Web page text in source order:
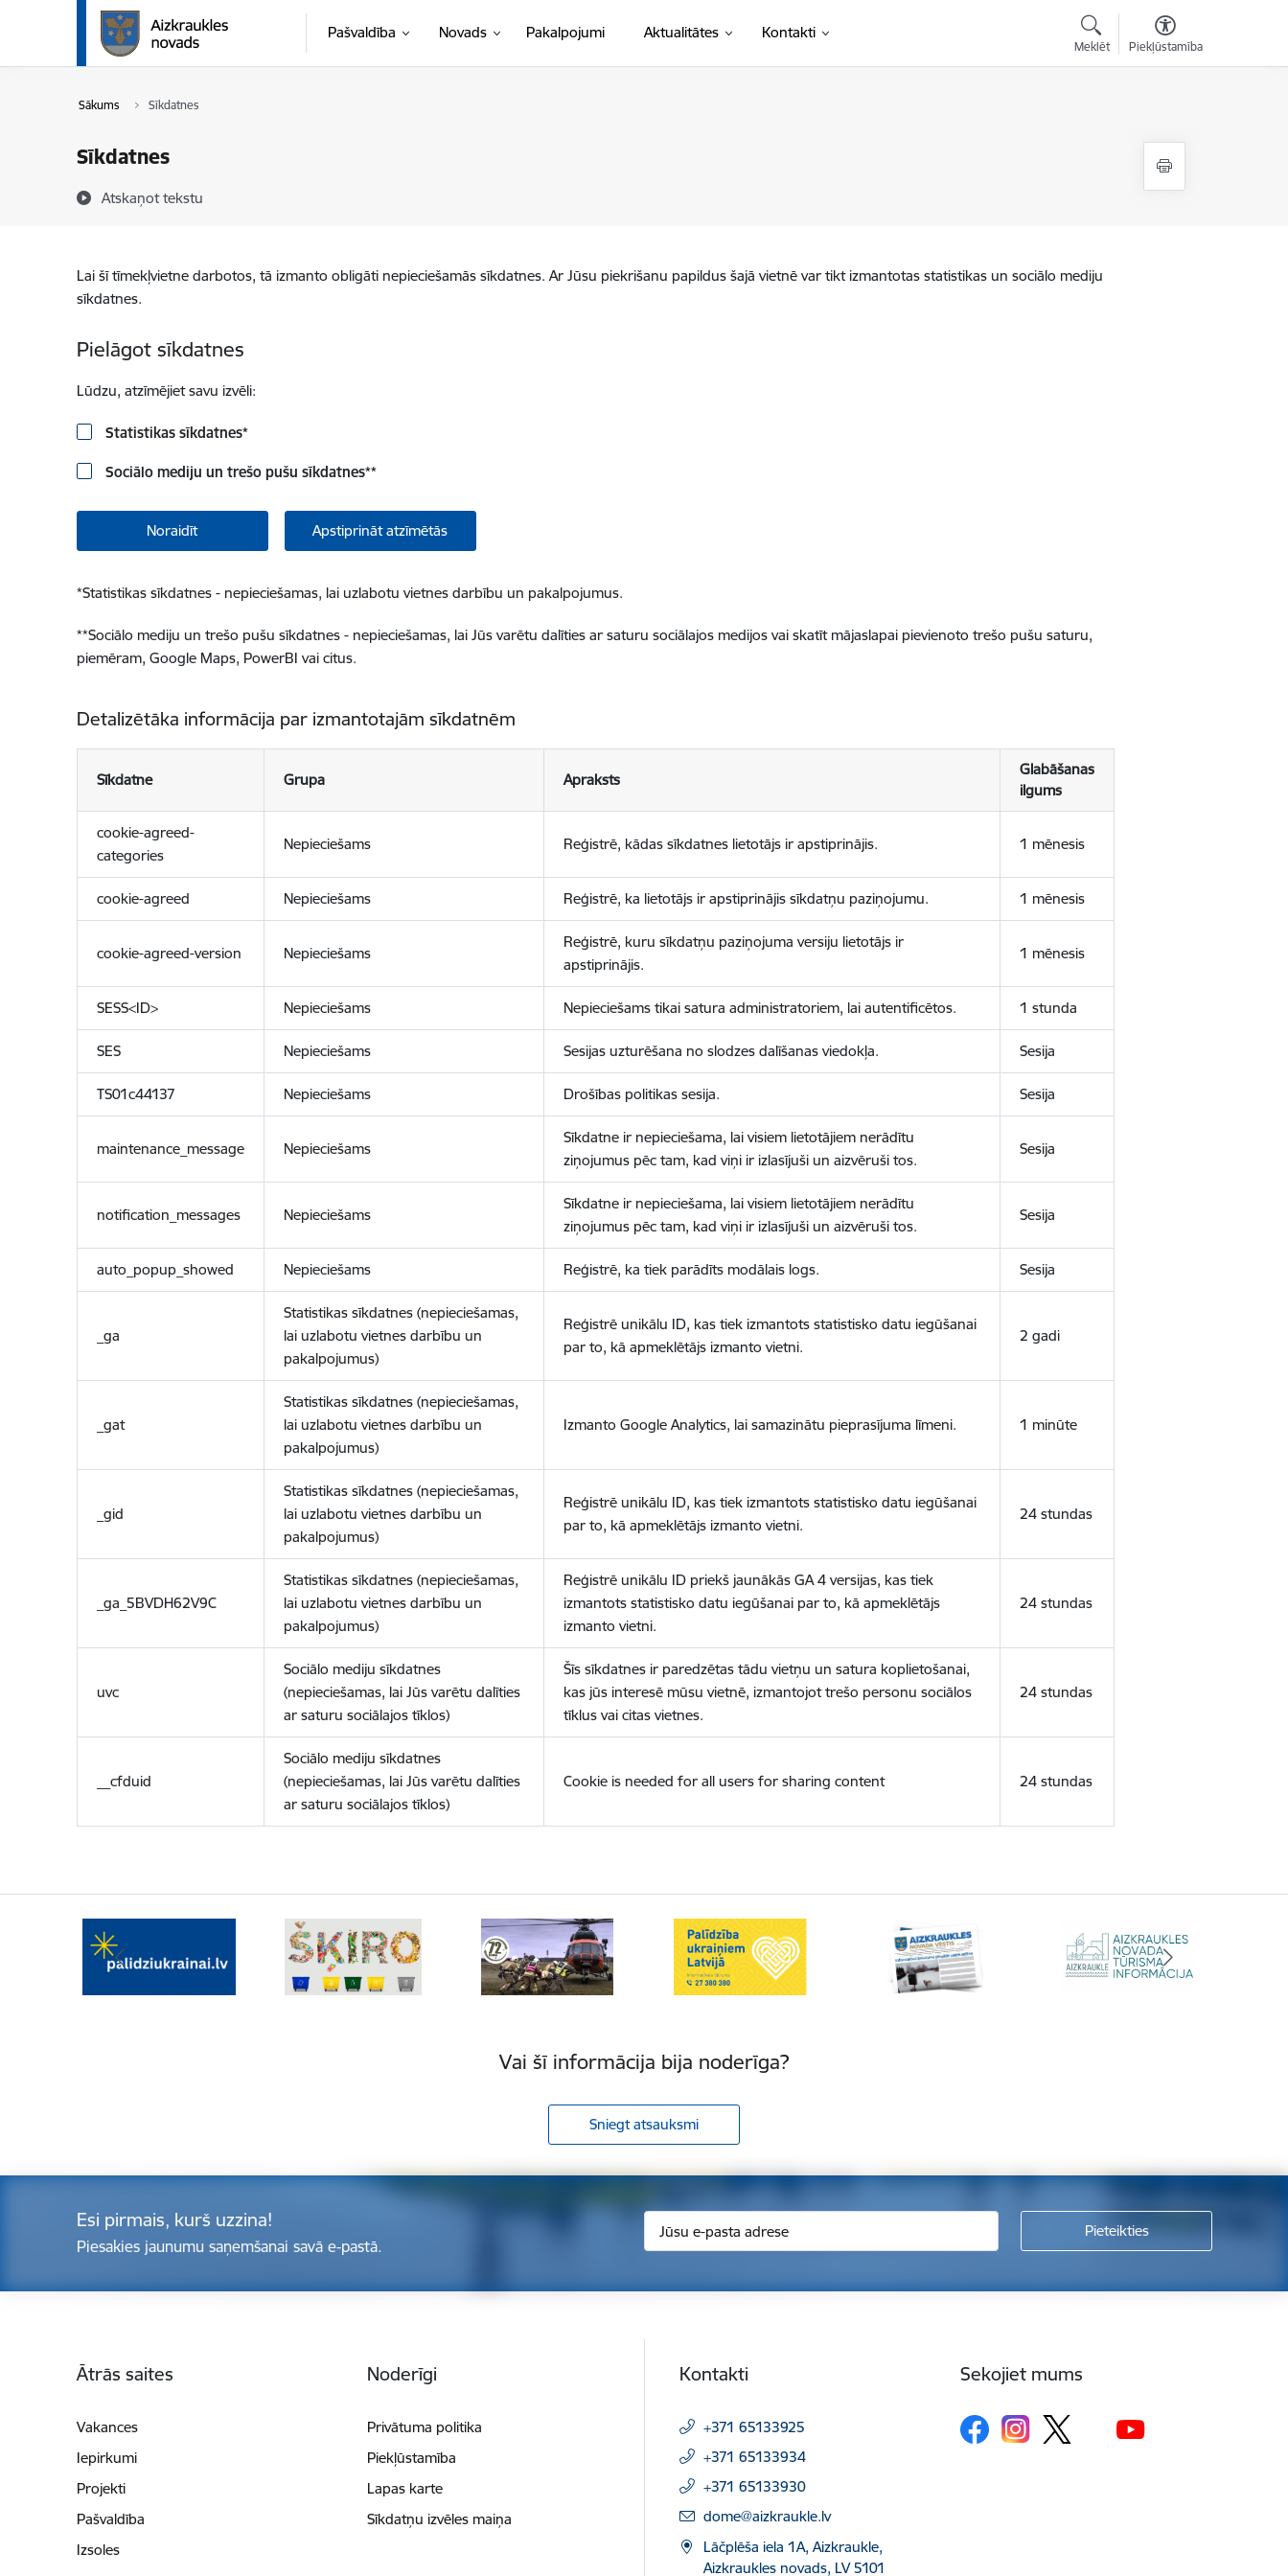
Pāriet uz lapas saturu
Pašvaldība Novads Pakalpojumi Aktualitātes Kontakti
Meklēt Piekļūstamība
Sākums Sīkdatnes
Sīkdatnes
Atskaņot tekstu
Lai šī tīmekļvietne darbotos, tā izmanto obligāti nepieciešamās sīkdatnes. Ar Jūsu piekrišanu papildus šajā vietnē var tikt izmantotas statistikas un sociālo mediju
sīkdatnes.
Pielāgot sīkdatnes
Lūdzu, atzīmējiet savu izvēli:
Statistikas sīkdatnes*
Sociālo mediju un trešo pušu sīkdatnes**
Noraidīt Apstiprināt atzīmētās
*Statistikas sīkdatnes - nepieciešamas, lai uzlabotu vietnes darbību un pakalpojumus.
**Sociālo mediju un trešo pušu sīkdatnes - nepieciešamas, lai Jūs varētu dalīties ar saturu sociālajos medijos vai skatīt mājaslapai pievienoto trešo pušu saturu,
piemēram, Google Maps, PowerBI vai citus.
Detalizētāka informācija par izmantotajām sīkdatnēm
Sīkdatne Grupa Apraksts
Glabāšanas
ilgums
cookie-agreed-
categories
Nepieciešams Reģistrē, kādas sīkdatnes lietotājs ir apstiprinājis. 1 mēnesis
cookie-agreed Nepieciešams Reģistrē, ka lietotājs ir apstiprinājis sīkdatņu paziņojumu. 1 mēnesis
cookie-agreed-version Nepieciešams
Reģistrē, kuru sīkdatņu paziņojuma versiju lietotājs ir
apstiprinājis.
1 mēnesis
SESS<ID> Nepieciešams Nepieciešams tikai satura administratoriem, lai autentificētos. 1 stunda
SES Nepieciešams Sesijas uzturēšana no slodzes dalīšanas viedokļa. Sesija
TS01c44137 Nepieciešams Drošības politikas sesija. Sesija
maintenance_message Nepieciešams
Sīkdatne ir nepieciešama, lai visiem lietotājiem nerādītu
ziņojumus pēc tam, kad viņi ir izlasījuši un aizvēruši tos.
Sesija
notification_messages Nepieciešams
Sīkdatne ir nepieciešama, lai visiem lietotājiem nerādītu
ziņojumus pēc tam, kad viņi ir izlasījuši un aizvēruši tos.
Sesija
auto_popup_showed Nepieciešams Reģistrē, ka tiek parādīts modālais logs. Sesija
_ga
Statistikas sīkdatnes (nepieciešamas,
lai uzlabotu vietnes darbību un
pakalpojumus)
Reģistrē unikālu ID, kas tiek izmantots statistisko datu iegūšanai
par to, kā apmeklētājs izmanto vietni.
2 gadi
_gat
Statistikas sīkdatnes (nepieciešamas,
lai uzlabotu vietnes darbību un
pakalpojumus)
Izmanto Google Analytics, lai samazinātu pieprasījuma līmeni. 1 minūte
_gid
Statistikas sīkdatnes (nepieciešamas,
lai uzlabotu vietnes darbību un
pakalpojumus)
Reģistrē unikālu ID, kas tiek izmantots statistisko datu iegūšanai
par to, kā apmeklētājs izmanto vietni.
24 stundas
_ga_5BVDH62V9C
Statistikas sīkdatnes (nepieciešamas,
lai uzlabotu vietnes darbību un
pakalpojumus)
Reģistrē unikālu ID priekš jaunākās GA 4 versijas, kas tiek
izmantots statistisko datu iegūšanai par to, kā apmeklētājs
izmanto vietni.
24 stundas
uvc
Sociālo mediju sīkdatnes
(nepieciešamas, lai Jūs varētu dalīties
ar saturu sociālajos tīklos)
Šīs sīkdatnes ir paredzētas tādu vietņu un satura koplietošanai,
kas jūs interesē mūsu vietnē, izmantojot trešo personu sociālos
tīklus vai citas vietnes.
24 stundas
__cfduid
Sociālo mediju sīkdatnes
(nepieciešamas, lai Jūs varētu dalīties
ar saturu sociālajos tīklos)
Cookie is needed for all users for sharing content 24 stundas
Vai šī informācija bija noderīga?
Sniegt atsauksmi
Esi pirmais, kurš uzzina!
Piesakies jaunumu saņemšanai savā e-pastā.
Ātrās saites
Vakances
Iepirkumi
Projekti
Pašvaldība
Izsoles
Noderīgi
Privātuma politika
Piekļūstamība
Lapas karte
Sīkdatņu izvēles maiņa
Kontakti
+371 65133925
+371 65133934
+371 65133930
E-pasts:
dome@aizkraukle.lv
Lāčplēša iela 1A, Aizkraukle,
Aizkraukles novads, LV 5101
Sekojiet mums